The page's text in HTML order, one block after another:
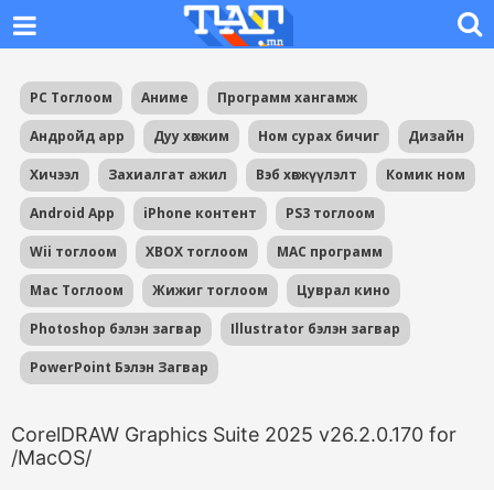
PC Тоглоом Аниме Программ хангамж
Андройд app Дуу хөгжим Ном сурах бичиг Дизайн
Хичээл Захиалгат ажил Вэб хөгжүүлэлт Комик ном
Android App iPhone контент PS3 тоглоом
Wii тоглоом XBOX тоглоом MAC программ
Mac Тоглоом Жижиг тоглоом Цуврал кино
Photoshop бэлэн загвар Illustrator бэлэн загвар
PowerPoint Бэлэн Загвар
CorelDRAW Graphics Suite 2025 v26.2.0.170 for
/MacOS/